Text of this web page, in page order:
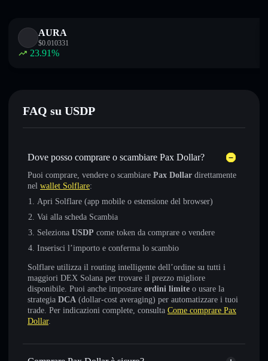
AURA
$0.010331
23.91%
FAQ su USDP
Dove posso comprare o scambiare Pax Dollar?
Puoi comprare, vendere o scambiare Pax Dollar direttamente
nel wallet Solflare:
Apri Solflare (app mobile o estensione del browser)
Vai alla scheda Scambia
Seleziona USDP come token da comprare o vendere
Inserisci l’importo e conferma lo scambio
Solflare utilizza il routing intelligente dell’ordine su tutti i
maggiori DEX Solana per trovare il prezzo migliore
disponibile. Puoi anche impostare ordini limite o usare la
strategia DCA (dollar-cost averaging) per automatizzare i tuoi
trade. Per indicazioni complete, consulta Come comprare Pax
Dollar.